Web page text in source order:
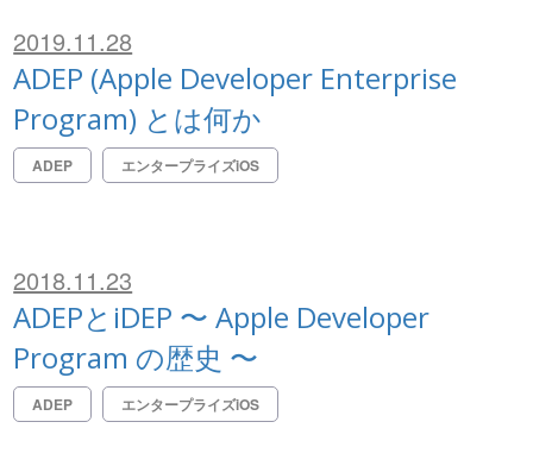
2019.11.28
ADEP (Apple Developer Enterprise
Program) とは何か
ADEP エンタープライズiOS
2018.11.23
ADEPとiDEP 〜 Apple Developer
Program の歴史 〜
ADEP エンタープライズiOS